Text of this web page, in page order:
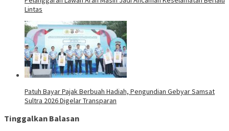
Lintas
Patuh Bayar Pajak Berbuah Hadiah, Pengundian Gebyar Samsat
Sultra 2026 Digelar Transparan
Tinggalkan Balasan